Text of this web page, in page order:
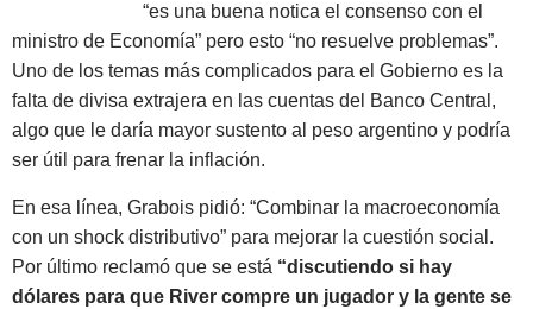
“es una buena notica el consenso con el
ministro de Economía” pero esto “no resuelve problemas”.
Uno de los temas más complicados para el Gobierno es la
falta de divisa extrajera en las cuentas del Banco Central,
algo que le daría mayor sustento al peso argentino y podría
ser útil para frenar la inflación.
En esa línea, Grabois pidió: “Combinar la macroeconomía
con un shock distributivo” para mejorar la cuestión social.
Por último reclamó que se está “discutiendo si hay
dólares para que River compre un jugador y la gente se